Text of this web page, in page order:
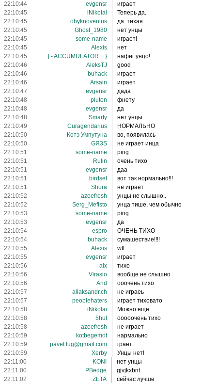
22:10:44
evgensr
играет
22:10:45
iNikolai
Теперь да.
22:10:45
obyknovenius
да. тихая
22:10:45
Ghost_1980
нет унцы
22:10:45
some-name
играет!
22:10:45
Alexis
нет
22:10:45
[ - ACCUMULATOR + }
нафиг унцо!
22:10:46
AleksTJ
good
22:10:46
buhack
играет
22:10:46
Arsain
играет
22:10:47
evgensr
дада
22:10:48
pluton
фнету
22:10:48
evgensr
да
22:10:48
Smarty
нет унцы
22:10:49
Curagendarius
НОРМАЛЬНО
22:10:50
Котэ Умпутуна
во, появилась
22:10:50
GЯ3S
не играет инца
22:10:51
some-name
ping
22:10:51
Rulin
очень тихо
22:10:51
evgensr
даа
22:10:51
birdset
вот так нормально!!!
22:10:51
Shura
не играет
22:10:52
azeefresh
унцы не слышно..
22:10:52
Serg_Mefisto
унца тише, чем обычно
22:10:53
some-name
ping
22:10:53
evgensr
да
22:10:54
espro
ОЧЕНЬ ТИХО
22:10:54
buhack
сумашествие!!!!
22:10:55
Alexis
wtf
22:10:55
evgensr
играет
22:10:56
alx
тихо
22:10:56
Virasio
вообще не слышно
22:10:56
And
ооочень тихо
22:10:57
aliaksandr.ch
не играеь
22:10:57
peoplehaters
играет тиховато
22:10:58
iNikolai
Можно еще.
22:10:58
5hut
ооооочень тихо
22:10:58
azeefresh
не играет
22:10:59
kotbegemot
нармально
22:10:59
pavel.lug@gmail.com
грает
22:10:59
Xerby
Унцы нет!
22:11:00
KONI
нет унцы
22:11:00
PBedge
gjvjkxbnt
22:11:02
ZETA
сейчас лучше